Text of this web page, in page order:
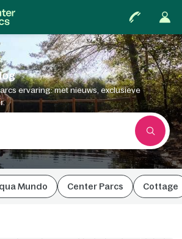
ervaring: met nieuws, exclusieve
Mundo Center Parcs Cottage